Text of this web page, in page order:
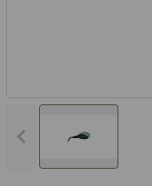
Vorheriges Bild